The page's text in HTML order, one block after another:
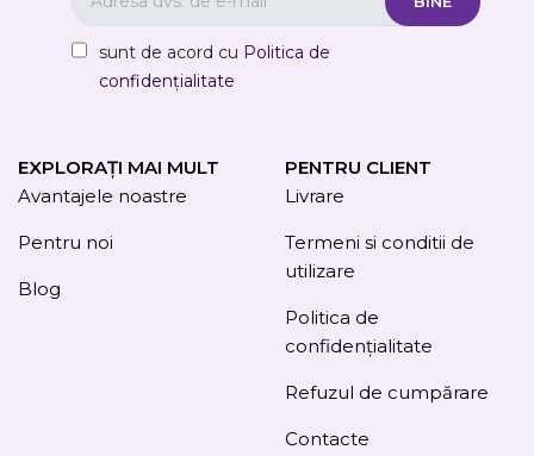
sunt de acord cu Politica de
confidențialitate
EXPLORAȚI MAI MULT
Avantajele noastre
Pentru noi
Blog
PENTRU CLIENT
Livrare
Termeni si conditii de
utilizare
Politica de
confidențialitate
Refuzul de cumpărare
Contacte